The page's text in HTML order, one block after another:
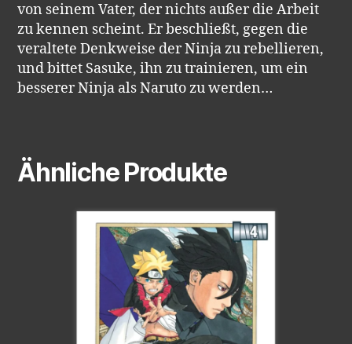
von seinem Vater, der nichts außer die Arbeit
zu kennen scheint. Er beschließt, gegen die
veraltete Denkweise der Ninja zu rebellieren,
und bittet Sasuke, ihn zu trainieren, um ein
besserer Ninja als Naruto zu werden…
Ähnliche Produkte